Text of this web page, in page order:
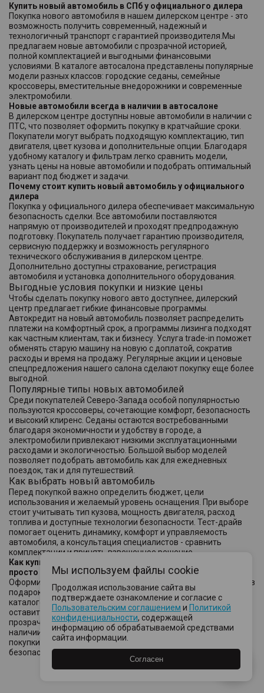
Купить новый автомобиль в СПб у официального дилера
Покупка нового автомобиля в нашем дилерском центре - это
возможность получить современный, надежный и
технологичный транспорт с гарантией производителя.Мы
предлагаем новые автомобили с прозрачной историей,
полной комплектацией и выгодными финансовыми
условиями. В каталоге автосалона представлены популярные
модели разных классов: городские седаны, семейные
кроссоверы, вместительные внедорожники и современные
электромобили.
Новые автомобили всегда в наличии в автосалоне
В дилерском центре доступны новые автомобили в наличии с
ПТС, что позволяет оформить покупку в кратчайшие сроки.
Покупатели могут выбрать подходящую комплектацию, тип
двигателя, цвет кузова и дополнительные опции. Благодаря
удобному каталогу и фильтрам легко сравнить модели,
узнать цены на новые автомобили и подобрать оптимальный
вариант под бюджет и задачи.
Почему стоит купить новый автомобиль у официального
дилера
Покупка у официального дилера обеспечивает максимальную
безопасность сделки. Все автомобили поставляются
напрямую от производителей и проходят предпродажную
подготовку. Покупатель получает гарантию производителя,
сервисную поддержку и возможность регулярного
технического обслуживания в дилерском центре.
Дополнительно доступны страхование, регистрация
автомобиля и установка дополнительного оборудования.
Выгодные условия покупки и низкие цены
Чтобы сделать покупку нового авто доступнее, дилерский
центр предлагает гибкие финансовые программы.
Автокредит на новый автомобиль позволяет распределить
платежи на комфортный срок, а программы лизинга подходят
как частным клиентам, так и бизнесу. Услуга trade-in поможет
обменять старую машину на новую с доплатой, сократив
расходы и время на продажу. Регулярные акции и ценовые
спецпредложения нашего салона сделают покупку еще более
выгодной.
Популярные типы новых автомобилей
Среди покупателей Северо-Запада особой популярностью
пользуются кроссоверы, сочетающие комфорт, безопасность
и высокий клиренс. Седаны остаются востребованными
благодаря экономичности и удобству в городе, а
электромобили привлекают низкими эксплуатационными
расходами и экологичностью. Большой выбор моделей
позволяет подобрать автомобиль как для ежедневных
поездок, так и для путешествий.
Как выбрать новый автомобиль
Перед покупкой важно определить бюджет, цели
использования и желаемый уровень оснащения. При выборе
стоит учитывать тип кузова, мощность двигателя, расход
топлива и доступные технологии безопасности. Тест-драйв
помогает оценить динамику, комфорт и управляемость
автомобиля, а консультация специалистов - сравнить
комплектации и принять взвешенное решение.
Как купить новый автомобиль максимально быстро,
просто и безопасно
Оформить покупку нового автомобиля для бизнеса, себе или в
подарок можно максимально быстро: выбрать модель в
каталоге, рассчитать кредит, записаться на тест-драйв и
оставить заявку онлайн. Официальный дилер обеспечивает
прозрачные условия сделки, широкий выбор автомобилей в
наличии и профессиональную поддержку на всех этапах
покупки. Это делает приобретение нового авто удобным,
безопасным и выгодным решением.
Мы используем файлы cookie
Продолжая использование сайта вы
подтверждаете ознакомление и согласие с
Пользовательским соглашением и Политикой
конфиденциальности, содержащей
информацию об обрабатываемой средствами
сайта информации.
Согласен